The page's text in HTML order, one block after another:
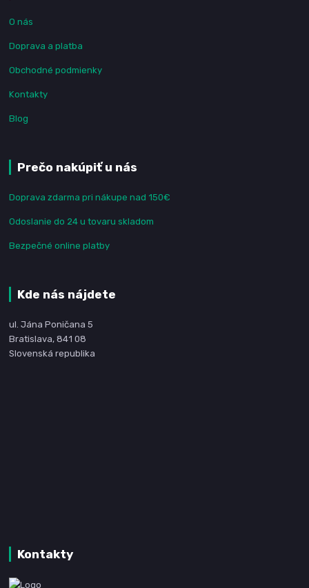
O nás
Doprava a platba
Obchodné podmienky
Kontakty
Blog
Prečo nakúpiť u nás
Doprava zdarma pri nákupe nad 150€
Odoslanie do 24 u tovaru skladom
Bezpečné online platby
Kde nás nájdete
ul. Jána Poničana 5
Bratislava, 841 08
Slovenská republika
Kontakty